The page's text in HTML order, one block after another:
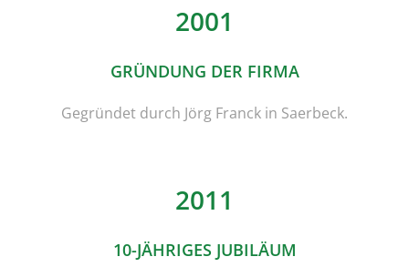
2001
GRÜNDUNG DER FIRMA
Gegründet durch Jörg Franck in Saerbeck.
2011
10-JÄHRIGES JUBILÄUM